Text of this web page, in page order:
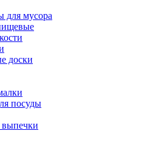
для мусора
доски
посуды